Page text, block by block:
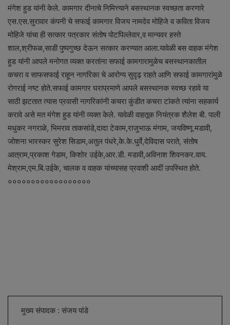
मंगेश हुड यांनी केले. कामगार दीनाचे निमित्त्याने बसस्थानक स्वच्छता करणारे
एस.एस.सुरावार कंपनी चे सफाई कामगार विजय नामदेव मोहिजे व कविता विजय
मोहिजे यांचा ही सत्कार पत्रकार संतोष पोटपिल्लेवार,व मान्यवर हस्ते
शाल,श्रीफळ,साडी पुष्पगुच्छ देऊन सत्कार करण्यात आला.यावेळी बस वाहक मंगेश
हुड यांनी आपले मनोगत व्यक्त करतांना सफाई कामगारामुळेच बसस्थानकातील
कचरा व साफसफाई राहून नागरिका चे आरोग्य सुदृढ़ राहते आणि सफाई कामगारांमुळे
रोगराई नष्ट होते.सफाई कामगार घराप्रमाणे आपले बसस्थानक स्वच्छ रहावे या
साठी झटतात त्यास प्रवासी नागरिकांनी कचरा कुंडीत कचरा टांकते त्यांना सहकार्य
करावे असे मत मंगेश हुड यांनी व्यक्त केले. यावेळी वाहतूक नियंत्रक शैलेश बी. पाली
मधुकर नगराळे, भिमराव ताकसांडे,दादा टेकाम,राजुभाऊ मंगाम, जयविष्णू मडावी,
जोशना भारस्कर सुरेश सिडाम,अतुल पंधरे,के.के.धुर्वे,देविदास पराते, संतोष
आत्राम,प्रकाश गेडाम, किशोर उईके,आर.डी. मडावी,अविनाश शिवनकर.वाय.
मेश्राम,एम.बि.उईके, चालक व वाहक यांच्यासह प्रवाशी आदीं उपस्थित होते.
००००००००००००००००००
मुख्य संपादक : संजय पांडे